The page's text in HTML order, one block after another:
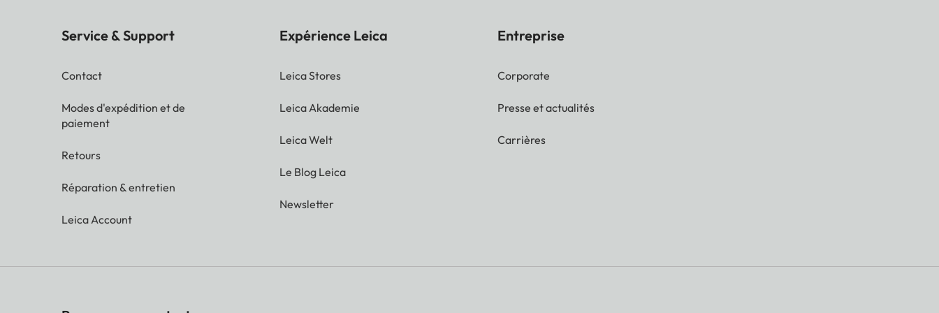
Service & Support
Contact
Modes d'expédition et de
paiement
Retours
Réparation & entretien
Leica Account
Expérience Leica
Leica Stores
Leica Akademie
Leica Welt
Le Blog Leica
Newsletter
Entreprise
Corporate
Presse et actualités
Carrières